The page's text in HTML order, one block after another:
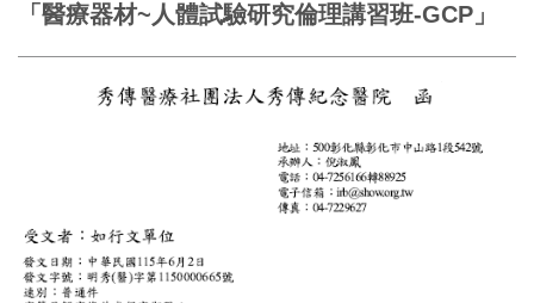
「醫療器材~人體試驗研究倫理講習班-GCP」